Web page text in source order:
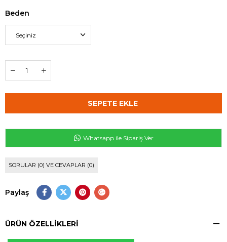
Beden
Whatsapp ile Sipariş Ver
SORULAR (0) VE CEVAPLAR (0)
Paylaş
ÜRÜN ÖZELLIKLERI